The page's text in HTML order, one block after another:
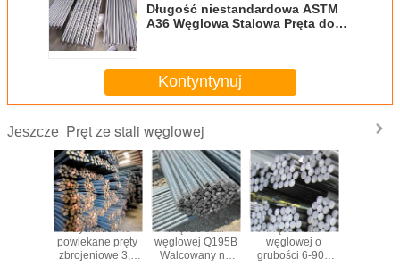
Długość niestandardowa ASTM
A36 Węglowa Stalowa Pręta do
Kontyntynuj
Jeszcze Pręt ze stali węglowej
Indywidualnie
powlekane pręty
zbrojeniowe 3,5
Pręt ze stali
węglowej Q195B
Walcowany na
Pręt ze stali
węglowej o
grubości 6-900